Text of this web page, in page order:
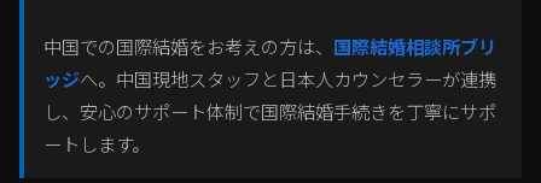
中国での国際結婚をお考えの方は、 国際結婚相談所ブリ
ッジへ。中国現地スタッフと日本人カウンセラーが連携
し、安心のサポート体制で国際結婚手続きを丁寧にサポ
ートします。